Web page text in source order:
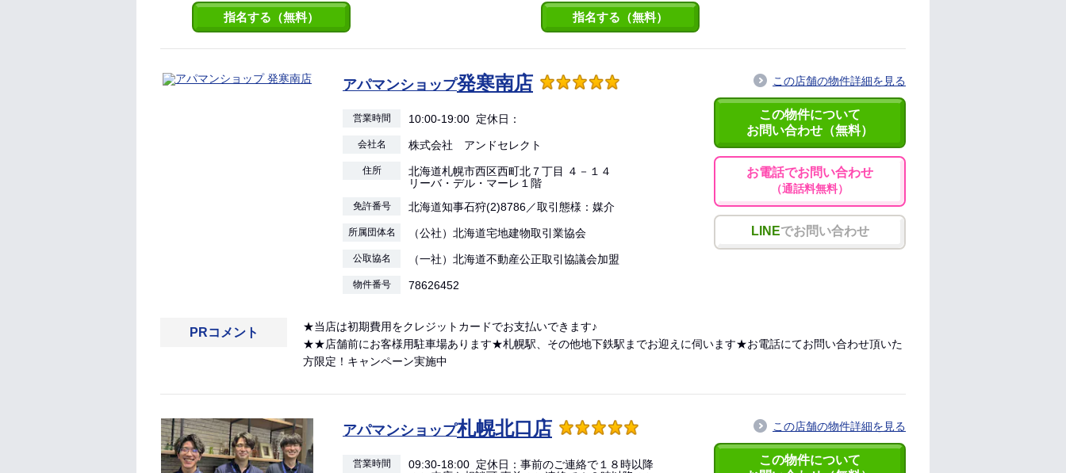
指名する（無料） 指名する（無料）
アパマンショップ発寒南店
営業時間 10:00-19:00 定休日：
会社名 株式会社 アンドセレクト
住所
北海道札幌市西区西町北７丁目 ４－１４
リーバ・デル・マーレ１階
免許番号 北海道知事石狩(2)8786／取引態様：媒介
所属団体名 （公社）北海道宅地建物取引業協会
公取協名 （一社）北海道不動産公正取引協議会加盟
物件番号 78626452
この店舗の物件詳細を見る
この物件について
お問い合わせ（無料）
お電話でお問い合わせ
（通話料無料）
LINEでお問い合わせ
PRコメント
★当店は初期費用をクレジットカードでお支払いできます♪
★★店舗前にお客様用駐車場あります★札幌駅、その他地下鉄駅までお迎えに伺います★お電話にてお問い合わせ頂いた
方限定！キャンペーン実施中
アパマンショップ札幌北口店
営業時間
09:30-18:00 定休日：事前のご連絡で１８時以降
この店舗の物件詳細を見る
この物件について